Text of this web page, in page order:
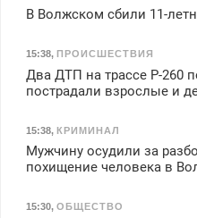
В Волжском сбили 11-
15:38, ПРОИСШЕСТВИЯ
Два ДТП на трассе Р-260
пострадали взрослые и
15:38, КРИМИНАЛ
Мужчину осудили за
похищение человека в
15:30, ОБЩЕСТВО